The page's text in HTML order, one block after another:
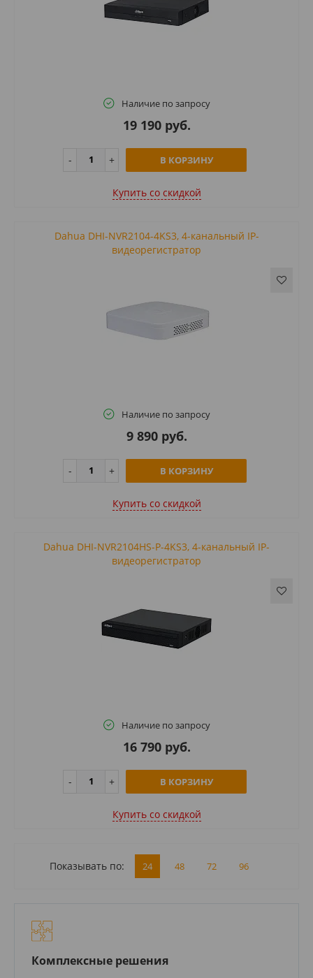
Наличие по запросу
19 190 руб.
В КОРЗИНУ
Купить cо скидкой
Dahua DHI-NVR2104-4KS3, 4-канальный IP-
видеорегистратор
Наличие по запросу
9 890 руб.
В КОРЗИНУ
Купить cо скидкой
Dahua DHI-NVR2104HS-P-4KS3, 4-канальный IP-
видеорегистратор
Наличие по запросу
16 790 руб.
В КОРЗИНУ
Купить cо скидкой
Показывать по: 24 48 72 96
Комплексные решения